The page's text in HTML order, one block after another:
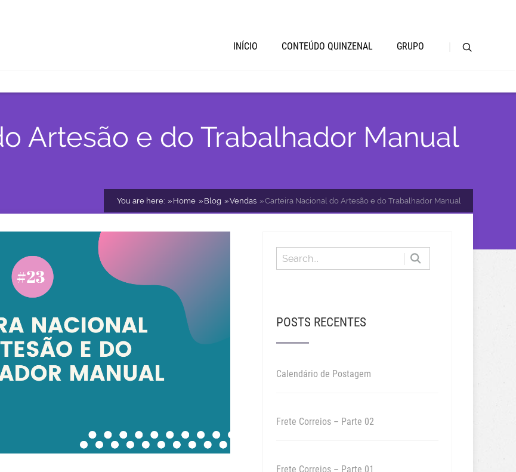
INÍCIO CONTEÚDO QUINZENAL GRUPO
Artesão e do Trabalhador Manual
You are here: Home Blog Vendas Carteira Nacional do Artesão e do Trabalhador Manual
POSTS RECENTES
Calendário de Postagem
Frete Correios – Parte 02
Frete Correios – Parte 01